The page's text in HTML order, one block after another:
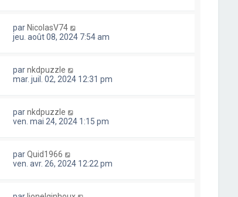
par NicolasV74
jeu. août 08, 2024 7:54 am
parnkdpuzzle
mar. juil. 02, 2024 12:31 pm
parnkdpuzzle
ven. mai 24, 2024 1:15 pm
parQuid1966
ven. avr. 26, 2024 12:22 pm